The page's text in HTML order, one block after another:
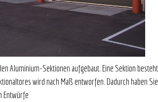
Aluminium-Sektionen aufgebaut. Eine Sektion
wird nach Maß entworfen. Dadurch haben
Entwürfe